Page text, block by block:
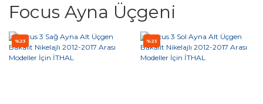
Focus Ayna Üçgeni
%23 %23